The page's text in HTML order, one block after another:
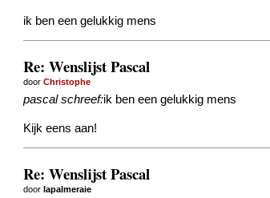
ik ben een gelukkig mens
Re: Wenslijst Pascal
doorChristophe
pascal schreef:ik ben een gelukkig mens
Kijk eens aan!
Re: Wenslijst Pascal
door lapalmeraie